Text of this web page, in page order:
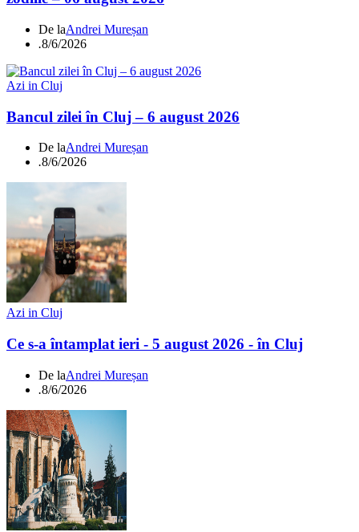
De laAndrei Mureșan
.8/6/2026
Azi in Cluj
Bancul zilei în Cluj – 6 august 2026
De laAndrei Mureșan
.8/6/2026
Azi in Cluj
Ce s-a întamplat ieri - 5 august 2026 - în Cluj
De laAndrei Mureșan
.8/6/2026